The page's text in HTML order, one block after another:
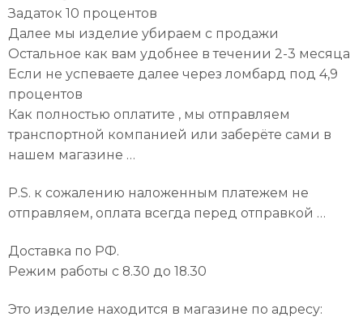
Задаток 10 процентов
Далее мы изделие убираем с продажи
Остальное как вам удобнее в течении 2-3 месяца
Если не успеваете далее через ломбард под 4,9
процентов
Как полностью оплатите , мы отправляем
транспортной компанией или заберёте сами в
нашем магазине …
P.S. к сожалению наложенным платежем не
отправляем, оплата всегда перед отправкой …
Доставка по РФ.
Режим работы с 8.30 до 18.30
Это изделие находится в магазине по адресу: